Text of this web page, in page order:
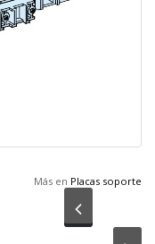
Más en Placas soporte
Anterior